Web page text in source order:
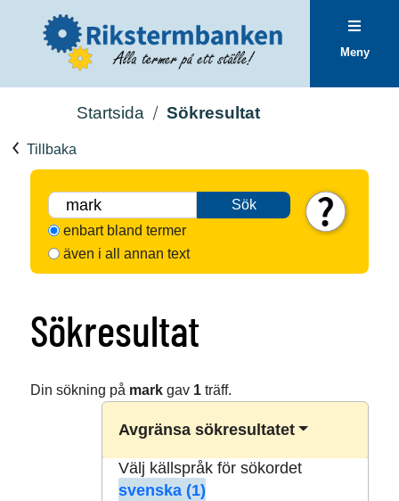
Meny
Startsida Sökresultat
Tillbaka
Sök
enbart bland termer
även i all annan text
Sökresultat
Din sökning på markgav 1träff.
Avgränsa sökresultatet
Välj källspråk för sökordet
svenska (1)